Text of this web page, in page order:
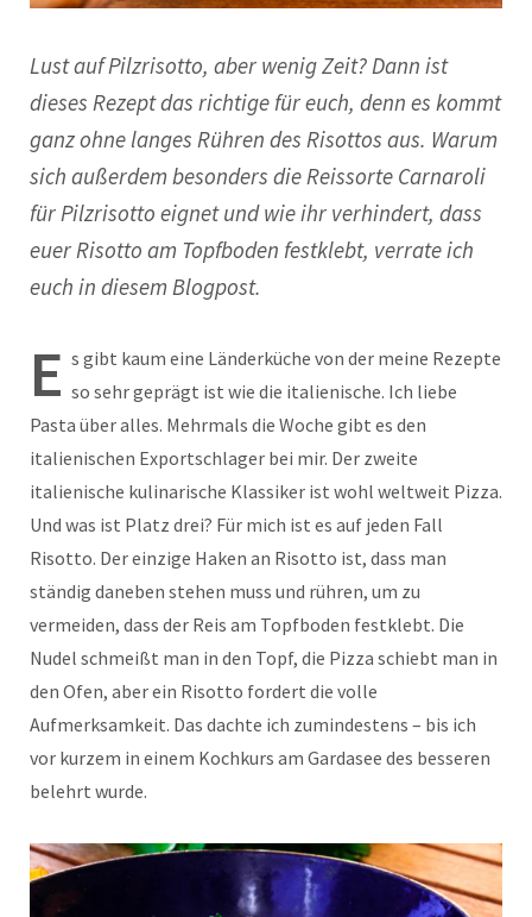
Lust auf Pilzrisotto, aber wenig Zeit? Dann ist
dieses Rezept das richtige für euch, denn es kommt
ganz ohne langes Rühren des Risottos aus. Warum
sich außerdem besonders die Reissorte Carnaroli
für Pilzrisotto eignet und wie ihr verhindert, dass
euer Risotto am Topfboden festklebt, verrate ich
euch in diesem Blogpost.
E s gibt kaum eine Länderküche von der meine Rezepte
so sehr geprägt ist wie die italienische. Ich liebe
Pasta über alles. Mehrmals die Woche gibt es den
italienischen Exportschlager bei mir. Der zweite
italienische kulinarische Klassiker ist wohl weltweit Pizza.
Und was ist Platz drei? Für mich ist es auf jeden Fall
Risotto. Der einzige Haken an Risotto ist, dass man
ständig daneben stehen muss und rühren, um zu
vermeiden, dass der Reis am Topfboden festklebt. Die
Nudel schmeißt man in den Topf, die Pizza schiebt man in
den Ofen, aber ein Risotto fordert die volle
Aufmerksamkeit. Das dachte ich zumindestens – bis ich
vor kurzem in einem Kochkurs am Gardasee des besseren
belehrt wurde.